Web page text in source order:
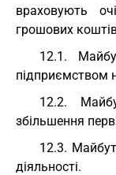
враховують
грошових
12.1.
підприємством
12.2.
збільшення
12.3.
діяльності.